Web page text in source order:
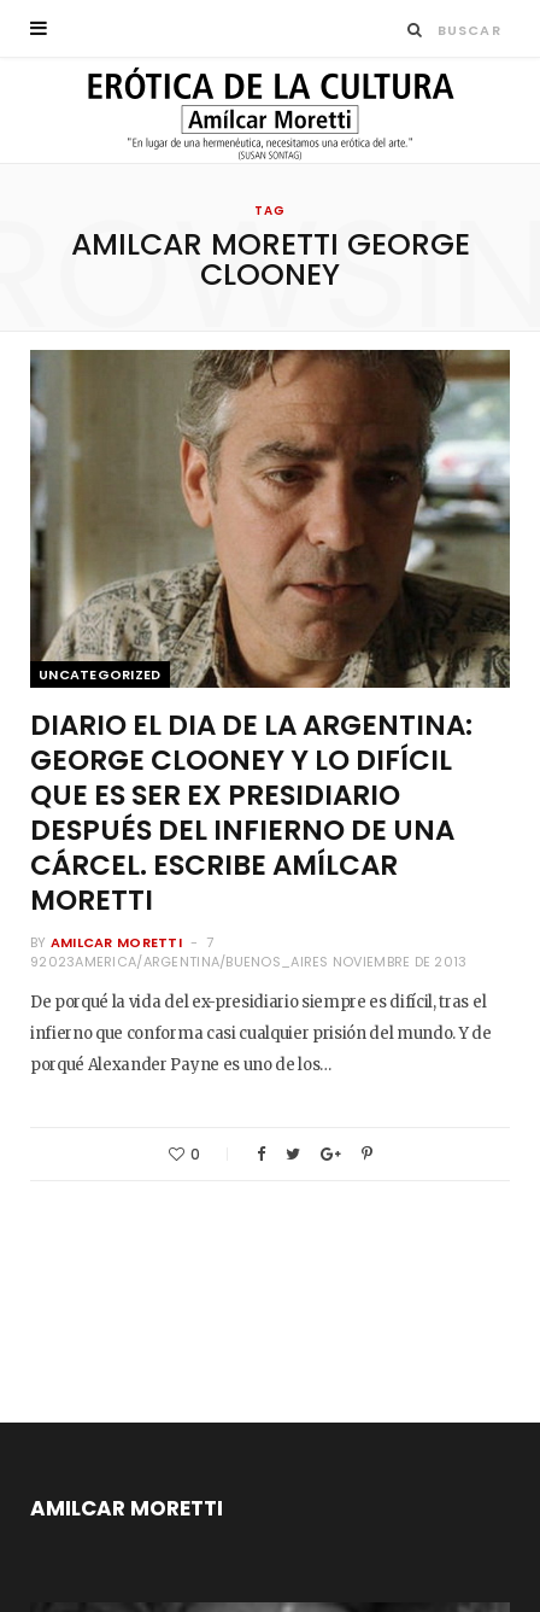
TAG
AMILCAR MORETTI GEORGE
CLOONEY
UNCATEGORIZED
DIARIO EL DIA DE LA ARGENTINA:
GEORGE CLOONEY Y LO DIFÍCIL
QUE ES SER EX PRESIDIARIO
DESPUÉS DEL INFIERNO DE UNA
CÁRCEL. ESCRIBE AMÍLCAR
MORETTI
BY AMILCAR MORETTI
7
92023AMERICA/ARGENTINA/BUENOS_AIRES NOVIEMBRE DE 2013
De porqué la vida del ex-presidiario siempre es difícil, tras el
infierno que conforma casi cualquier prisión del mundo. Y de
porqué Alexander Payne es uno de los…
0
AMILCAR MORETTI